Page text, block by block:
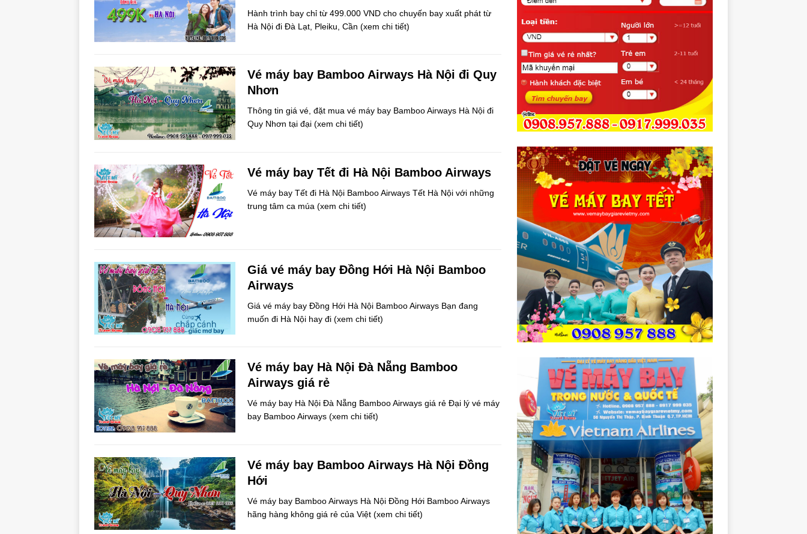
Hành trình bay chỉ từ 499.000 VND cho chuyến bay xuất phát từ
Hà Nội đi Đà Lạt, Pleiku, Cần (xem chi tiết)
Vé máy bay Bamboo Airways Hà Nội đi Quy
Nhơn
Thông tin giá vé, đặt mua vé máy bay Bamboo Airways Hà Nội đi
Quy Nhơn tại đại (xem chi tiết)
Vé máy bay Tết đi Hà Nội Bamboo Airways
Vé máy bay Tết đi Hà Nội Bamboo Airways Tết Hà Nội với những
trung tâm ca múa (xem chi tiết)
Giá vé máy bay Đồng Hới Hà Nội Bamboo
Airways
Giá vé máy bay Đồng Hới Hà Nội Bamboo Airways Bạn đang
muốn đi Hà Nội hay đi (xem chi tiết)
Vé máy bay Hà Nội Đà Nẵng Bamboo
Airways giá rẻ
Vé máy bay Hà Nội Đà Nẵng Bamboo Airways giá rẻ Đại lý vé máy
bay Bamboo Airways (xem chi tiết)
Vé máy bay Bamboo Airways Hà Nội Đồng
Hới
Vé máy bay Bamboo Airways Hà Nội Đồng Hới Bamboo Airways
hãng hàng không giá rẻ của Việt (xem chi tiết)